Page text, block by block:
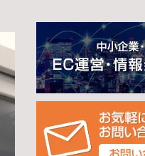
c
e
b
o
o
k
a
gr
a
m
tt
er